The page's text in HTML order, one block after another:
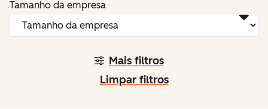
Mais filtros
Tamanho da empresa
Limpar filtros